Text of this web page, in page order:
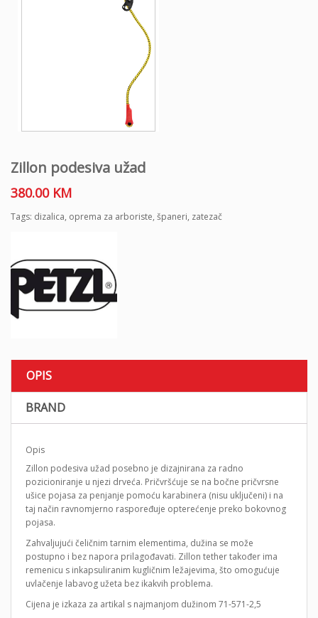
Zillon podesiva užad
380.00 KM
Tags: dizalica, oprema za arboriste, španeri, zatezač
OPIS
BRAND
Opis
Zillon podesiva užad posebno je dizajnirana za radno
pozicioniranje u njezi drveća. Pričvršćuje se na bočne pričvrsne
ušice pojasa za penjanje pomoću karabinera (nisu uključeni) i na
taj način ravnomjerno raspoređuje opterećenje preko bokovnog
pojasa.
Zahvaljujući čeličnim tarnim elementima, dužina se može
postupno i bez napora prilagođavati. Zillon tether također ima
remenicu s inkapsuliranim kugličnim ležajevima, što omogućuje
uvlačenje labavog užeta bez ikakvih problema.
Cijena je izkaza za artikal s najmanjom dužinom 71-571-2,5